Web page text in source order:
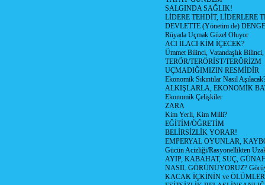
SALGINDA SAĞLIK!
LİDERE TEHDİT, LİDERLERE
DEVLETTE (Yönetim de)
Rüyada Uçmak Güzel Oluyor
ACI İLACI KİM İÇECEK?
Ümmet Bilinci, Vatandaşlık
TERÖR/TERÖRİST/TERÖRİZM
UÇMADIĞIMIZIN RESMİDİR
Ekonomik Sıkıntılar Nasıl
ALKIŞLARLA, EKONOMİK
Ekonomik Çelişkiler
ZARA
Kim Yerli, Kim Milli?
EĞİTİM/ÖĞRETİM
BELİRSİZLİK YORAR!
EMPERYAL OYUNLAR,
Gücün Acizliği/Rasyonellikten
AYIP, KABAHAT, SUÇ,
NASIL GÖRÜNÜYORUZ?
KACAK İÇKİNİN ve